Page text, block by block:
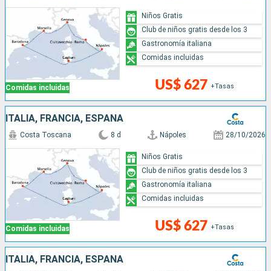
Comidas incluidas US$ 627 +Tasas
Niños Gratis
Club de niños gratis desde los 3
Gastronomía italiana
Comidas incluidas
ITALIA, FRANCIA, ESPAÑA
Comidas incluidas
Costa Toscana 8 d Nápoles 28/10/2026
US$ 627 +Tasas
Niños Gratis
Club de niños gratis desde los 3
Gastronomía italiana
Comidas incluidas
ITALIA, FRANCIA, ESPAÑA